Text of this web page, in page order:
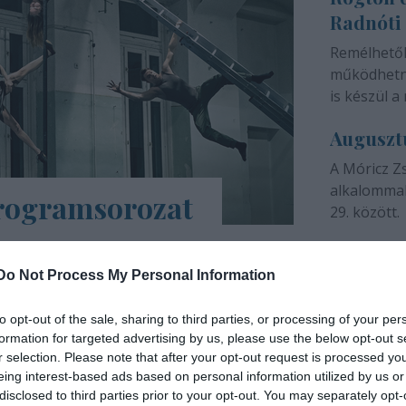
Not Process My Personal Information
opt-out of the sale, sharing to third parties, or processing of your
for targeted advertising by us, please use the below opt-out
selection. Please note that after your opt-out request is processed
interest-based ads based on personal information utilized by us
to third parties prior to your opt-out. You may separately
Háza e-Trafó elnevezésű
tartalmas, a digitális platformokon
online táncórák, live setek,
színházunk
Radnóti
is készül a
A Móricz
29. között.
INTERJÚ